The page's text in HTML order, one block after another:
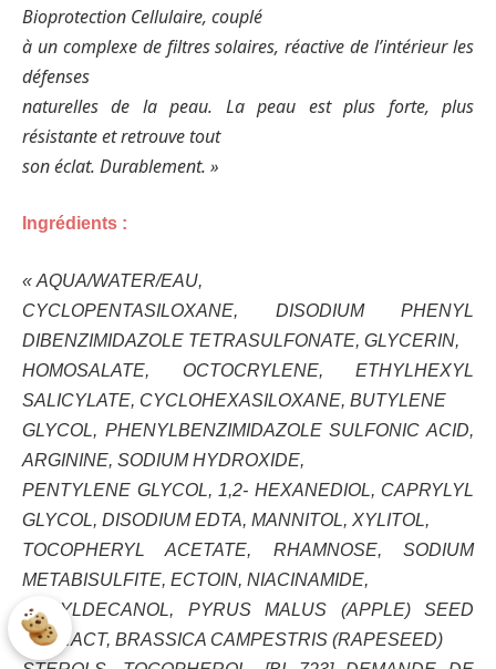
Bioprotection Cellulaire, couplé
à un complexe de filtres solaires, réactive de l’intérieur les
défenses
naturelles de la peau. La peau est plus forte, plus
résistante et retrouve tout
son éclat. Durablement. »
Ingrédients :
« AQUA/WATER/EAU,
CYCLOPENTASILOXANE, DISODIUM PHENYL
DIBENZIMIDAZOLE TETRASULFONATE, GLYCERIN,
HOMOSALATE, OCTOCRYLENE, ETHYLHEXYL
SALICYLATE, CYCLOHEXASILOXANE, BUTYLENE
GLYCOL, PHENYLBENZIMIDAZOLE SULFONIC ACID,
ARGININE, SODIUM HYDROXIDE,
PENTYLENE GLYCOL, 1,2- HEXANEDIOL, CAPRYLYL
GLYCOL, DISODIUM EDTA, MANNITOL, XYLITOL,
TOCOPHERYL ACETATE, RHAMNOSE, SODIUM
METABISULFITE, ECTOIN, NIACINAMIDE,
HEXYLDECANOL, PYRUS MALUS (APPLE) SEED
EXTRACT, BRASSICA CAMPESTRIS (RAPESEED)